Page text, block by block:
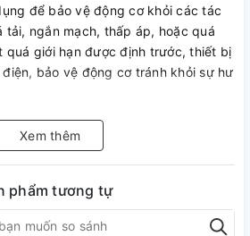
để bảo vệ động cơ khỏi các tác
ngắn mạch, thấp áp, hoặc quá
quá giới hạn được định trước, thiết bị
bảo vệ động cơ tránh khỏi sự hư
dụng với nhiều loại động cơ khác
chỉnh dòng điện bảo vệ trong
Nó có tính năng bảo vệ đa
dùng dễ dàng theo dõi và điều
trọng của động cơ.
Xem thêm
phẩm tương tự